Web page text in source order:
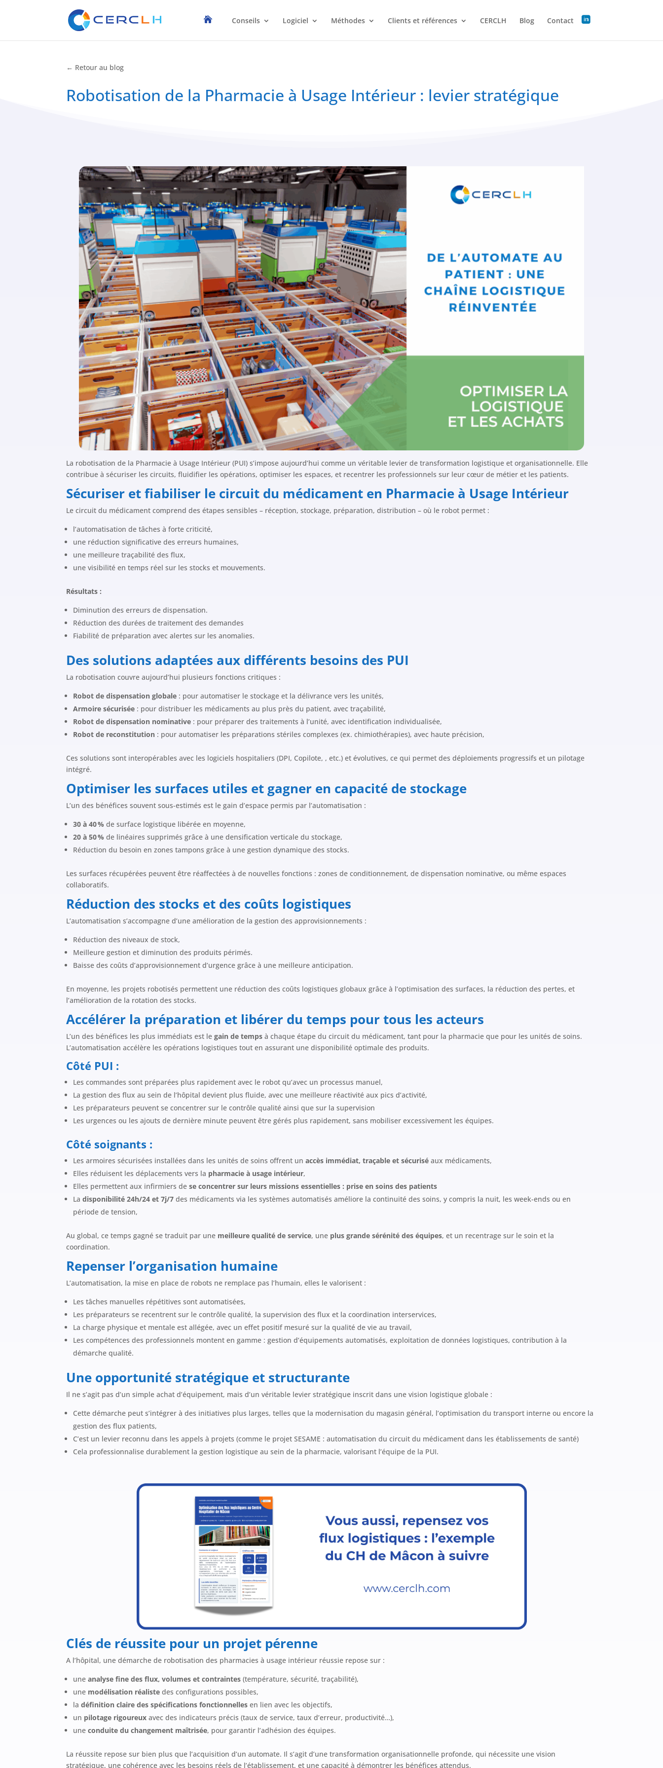
Conseils Logiciel Méthodes Clients et références CERCLH Blog Contact
← Retour au blog
Robotisation de la Pharmacie à Usage Intérieur : levier stratégique
La robotisation de la Pharmacie à Usage Intérieur (PUI) s’impose aujourd’hui comme un véritable levier de transformation logistique et organisationnelle. Elle
contribue à sécuriser les circuits, fluidifier les opérations, optimiser les espaces, et recentrer les professionnels sur leur cœur de métier et les patients.
Sécuriser et fiabiliser le circuit du médicament en Pharmacie à Usage Intérieur
Le circuit du médicament comprend des étapes sensibles – réception, stockage, préparation, distribution – où le robot permet :
l’automatisation de tâches à forte criticité,
une réduction significative des erreurs humaines,
une meilleure traçabilité des flux,
une visibilité en temps réel sur les stocks et mouvements.
Résultats :
Diminution des erreurs de dispensation.
Réduction des durées de traitement des demandes
Fiabilité de préparation avec alertes sur les anomalies.
Des solutions adaptées aux différents besoins des PUI
La robotisation couvre aujourd’hui plusieurs fonctions critiques :
Robot de dispensation globale : pour automatiser le stockage et la délivrance vers les unités,
Armoire sécurisée : pour distribuer les médicaments au plus près du patient, avec traçabilité,
Robot de dispensation nominative : pour préparer des traitements à l’unité, avec identification individualisée,
Robot de reconstitution : pour automatiser les préparations stériles complexes (ex. chimiothérapies), avec haute précision,
Ces solutions sont interopérables avec les logiciels hospitaliers (DPI, Copilote, , etc.) et évolutives, ce qui permet des déploiements progressifs et un pilotage
intégré.
Optimiser les surfaces utiles et gagner en capacité de stockage
L’un des bénéfices souvent sous-estimés est le gain d’espace permis par l’automatisation :
30 à 40 % de surface logistique libérée en moyenne,
20 à 50 % de linéaires supprimés grâce à une densification verticale du stockage,
Réduction du besoin en zones tampons grâce à une gestion dynamique des stocks.
Les surfaces récupérées peuvent être réaffectées à de nouvelles fonctions : zones de conditionnement, de dispensation nominative, ou même espaces
collaboratifs.
Réduction des stocks et des coûts logistiques
L’automatisation s’accompagne d’une amélioration de la gestion des approvisionnements :
Réduction des niveaux de stock,
Meilleure gestion et diminution des produits périmés.
Baisse des coûts d’approvisionnement d’urgence grâce à une meilleure anticipation.
En moyenne, les projets robotisés permettent une réduction des coûts logistiques globaux grâce à l’optimisation des surfaces, la réduction des pertes, et
l’amélioration de la rotation des stocks.
Accélérer la préparation et libérer du temps pour tous les acteurs
L’un des bénéfices les plus immédiats est legain de temps à chaque étape du circuit du médicament, tant pour la pharmacie que pour les unités de soins.
L’automatisation accélère les opérations logistiques tout en assurant une disponibilité optimale des produits.
Côté PUI :
Les commandes sont préparées plus rapidement avec le robot qu’avec un processus manuel,
La gestion des flux au sein de l’hôpital devient plus fluide, avec une meilleure réactivité aux pics d’activité,
Les préparateurs peuvent se concentrer sur le contrôle qualité ainsi que sur la supervision
Les urgences ou les ajouts de dernière minute peuvent être gérés plus rapidement, sans mobiliser excessivement les équipes.
Côté soignants :
Les armoires sécurisées installées dans les unités de soins offrent unaccès immédiat, traçable et sécurisé aux médicaments,
Elles réduisent les déplacements vers la pharmacie à usage intérieur,
Elles permettent aux infirmiers dese concentrer sur leurs missions essentielles : prise en soins des patients
Ladisponibilité 24h/24 et 7j/7 des médicaments via les systèmes automatisés améliore la continuité des soins, y compris la nuit, les week-ends ou en
période de tension,
Au global, ce temps gagné se traduit par une meilleure qualité de service, une plus grande sérénité des équipes, et un recentrage sur le soin et la
coordination.
Repenser l’organisation humaine
L’automatisation, la mise en place de robots ne remplace pas l’humain, elles le valorisent :
Les tâches manuelles répétitives sont automatisées,
Les préparateurs se recentrent sur le contrôle qualité, la supervision des flux et la coordination interservices,
La charge physique et mentale est allégée, avec un effet positif mesuré sur la qualité de vie au travail,
Les compétences des professionnels montent en gamme : gestion d’équipements automatisés, exploitation de données logistiques, contribution à la
démarche qualité.
Une opportunité stratégique et structurante
Il ne s’agit pas d’un simple achat d’équipement, mais d’un véritable levier stratégique inscrit dans une vision logistique globale :
Cette démarche peut s’intégrer à des initiatives plus larges, telles que la modernisation du magasin général, l’optimisation du transport interne ou encore la
gestion des flux patients,
C’est un levier reconnu dans les appels à projets (comme le projet SESAME : automatisation du circuit du médicament dans les établissements de santé)
Cela professionnalise durablement la gestion logistique au sein de la pharmacie, valorisant l’équipe de la PUI.
Clés de réussite pour un projet pérenne
A l’hôpital, une démarche de robotisation des pharmacies à usage intérieur réussie repose sur :
uneanalyse fine des flux, volumes et contraintes (température, sécurité, traçabilité),
une modélisation réaliste des configurations possibles,
ladéfinition claire des spécifications fonctionnelles en lien avec les objectifs,
un pilotage rigoureux avec des indicateurs précis (taux de service, taux d’erreur, productivité…),
uneconduite du changement maîtrisée, pour garantir l’adhésion des équipes.
La réussite repose sur bien plus que l’acquisition d’un automate. Il s’agit d’une transformation organisationnelle profonde, qui nécessite une vision
stratégique, une cohérence avec les besoins réels de l’établissement, et une capacité à démontrer les bénéfices attendus.